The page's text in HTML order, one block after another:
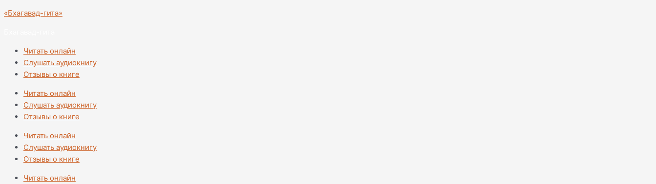
к
«Бхагавад-гита»
Читать онлайн
Слушать аудиокнигу
Отзывы о книге
Читать онлайн
Слушать аудиокнигу
Отзывы о книге
Читать онлайн
Слушать аудиокнигу
Отзывы о книге
Читать онлайн
товара
искусство